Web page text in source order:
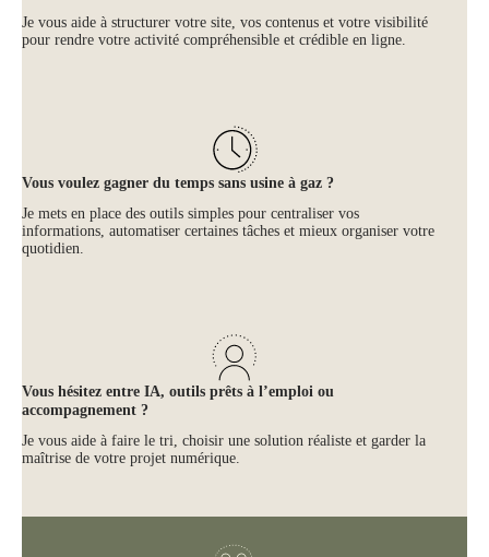
Je vous aide à structurer votre site, vos contenus et votre visibilité
pour rendre votre activité compréhensible et crédible en ligne.
Vous voulez gagner du temps sans usine à gaz ?
Je mets en place des outils simples pour centraliser vos
informations, automatiser certaines tâches et mieux organiser votre
quotidien.
Vous hésitez entre IA, outils prêts à l’emploi ou
accompagnement ?
Je vous aide à faire le tri, choisir une solution réaliste et garder la
maîtrise de votre projet numérique.